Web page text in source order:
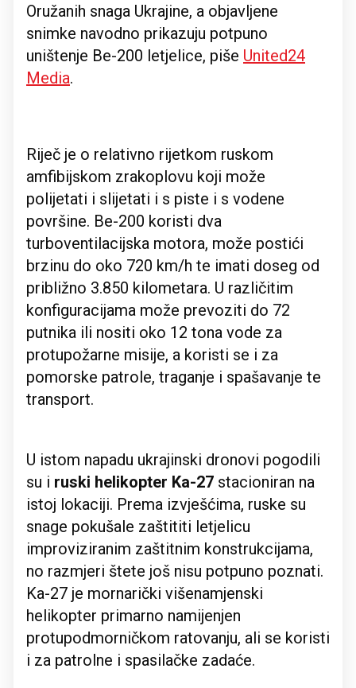
Oružanih snaga Ukrajine, a objavljene
snimke navodno prikazuju potpuno
uništenje Be-200 letjelice, piše United24
Media.
Riječ je o relativno rijetkom ruskom
amfibijskom zrakoplovu koji može
polijetati i slijetati i s piste i s vodene
površine. Be-200 koristi dva
turboventilacijska motora, može postići
brzinu do oko 720 km/h te imati doseg od
približno 3.850 kilometara. U različitim
konfiguracijama može prevoziti do 72
putnika ili nositi oko 12 tona vode za
protupožarne misije, a koristi se i za
pomorske patrole, traganje i spašavanje te
transport.
U istom napadu ukrajinski dronovi pogodili
su i ruski helikopter Ka-27 stacioniran na
istoj lokaciji. Prema izvješćima, ruske su
snage pokušale zaštititi letjelicu
improviziranim zaštitnim konstrukcijama,
no razmjeri štete još nisu potpuno poznati.
Ka-27 je mornarički višenamjenski
helikopter primarno namijenjen
protupodmorničkom ratovanju, ali se koristi
i za patrolne i spasilačke zadaće.